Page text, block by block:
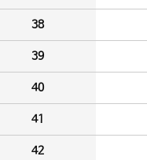
38
39
40
41
42